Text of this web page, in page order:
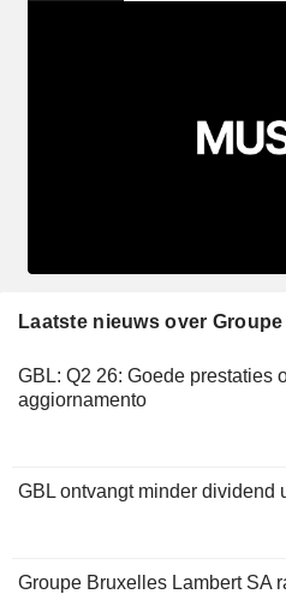
Laatste nieuws over
GBL: Q2 26: Goede prestaties
aggiornamento
GBL ontvangt minder dividend
Groupe Bruxelles Lambert SA